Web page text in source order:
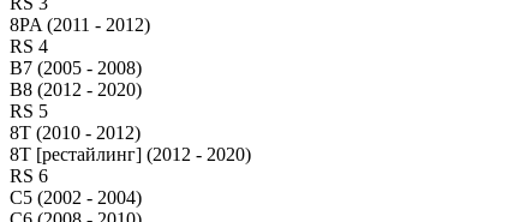
8PA (2011 - 2012)
RS 4
B7 (2005 - 2008)
B8 (2012 - 2020)
RS 5
8T (2010 - 2012)
8T [рестайлинг] (2012 - 2020)
RS 6
C5 (2002 - 2004)